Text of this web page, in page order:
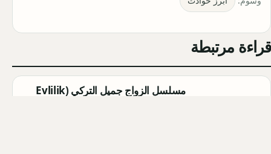
قراءة مرتبطة
مسلسل الزواج جميل التركي (Evlilik